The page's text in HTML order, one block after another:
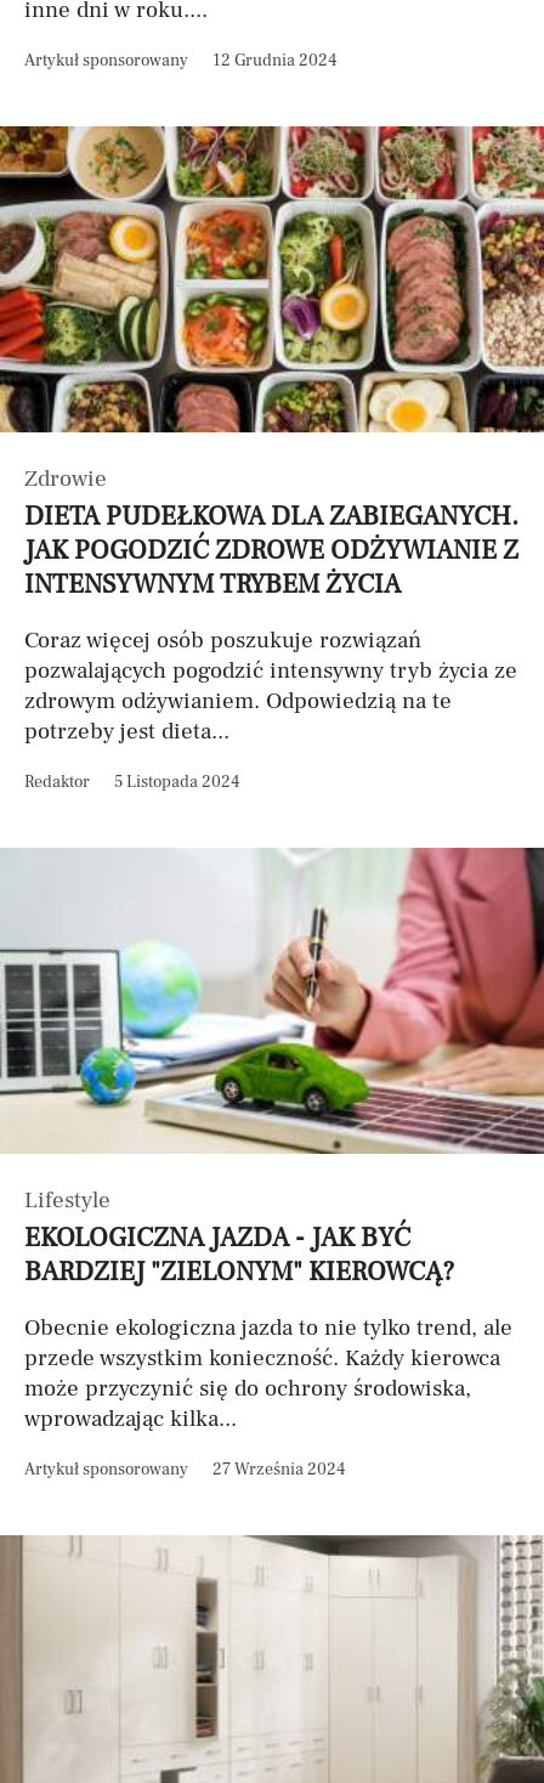
inne dni w roku....
Artykuł sponsorowany 12 Grudnia 2024
Zdrowie
DIETA PUDEŁKOWA DLA ZABIEGANYCH.
JAK POGODZIĆ ZDROWE ODŻYWIANIE Z
INTENSYWNYM TRYBEM ŻYCIA
Coraz więcej osób poszukuje rozwiązań
pozwalających pogodzić intensywny tryb życia ze
zdrowym odżywianiem. Odpowiedzią na te
potrzeby jest dieta...
Redaktor 5 Listopada 2024
Lifestyle
EKOLOGICZNA JAZDA - JAK BYĆ
BARDZIEJ "ZIELONYM" KIEROWCĄ?
Obecnie ekologiczna jazda to nie tylko trend, ale
przede wszystkim konieczność. Każdy kierowca
może przyczynić się do ochrony środowiska,
wprowadzając kilka...
Artykuł sponsorowany 27 Września 2024